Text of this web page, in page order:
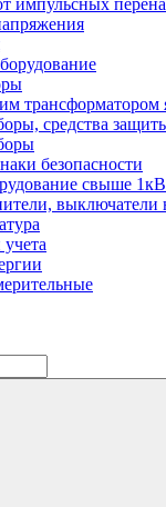
импульсных
трансформатором
средства
безопасности
свыше
выключатели